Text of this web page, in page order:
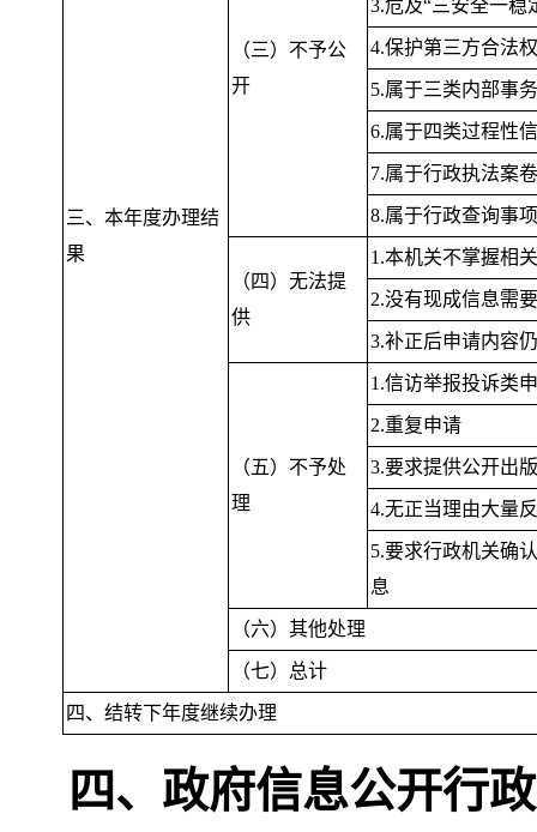
三、本年度办理结
果
（三）不予公
开
3.危及“三安全一稳
4.保护第三方合法
5.属于三类内部事
6.属于四类过程性
7.属于行政执法案
8.属于行政查询事
（四）无法提
供
1.本机关不掌握相
2.没有现成信息需
3.补正后申请内容
（五）不予处
理
1.信访举报投诉类
2.重复申请
3.要求提供公开出
4.无正当理由大量
5.要求行政机关确
息
（六）其他处理
（七）总计
四、结转下年度继续办理
四、政府信息公开行